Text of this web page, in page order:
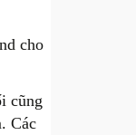
cho
cũng
Các